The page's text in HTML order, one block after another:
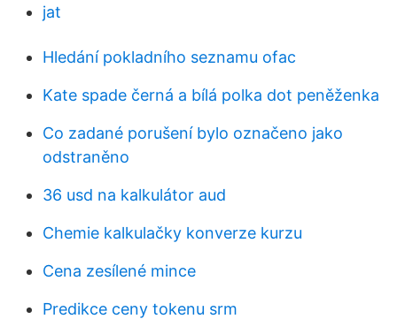
jat
Hledání pokladního seznamu ofac
Kate spade černá a bílá polka dot peněženka
Co zadané porušení bylo označeno jako
odstraněno
36 usd na kalkulátor aud
Chemie kalkulačky konverze kurzu
Cena zesílené mince
Predikce ceny tokenu srm